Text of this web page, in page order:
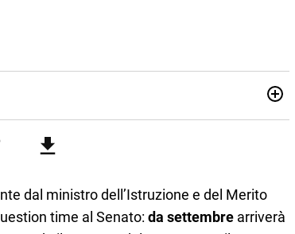
quotidiano, i libri la mia via per evadere e viaggiare con
dal ministro dell’Istruzione e del Merito
time al Senato: da settembre arriverà